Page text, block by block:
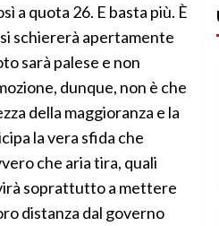
a quota 26. E basta più. È
schiererà apertamente
sarà palese e non
dunque, non è che
della maggioranza e la
la vera sfida che
che aria tira, quali
soprattutto a mettere
distanza dal governo